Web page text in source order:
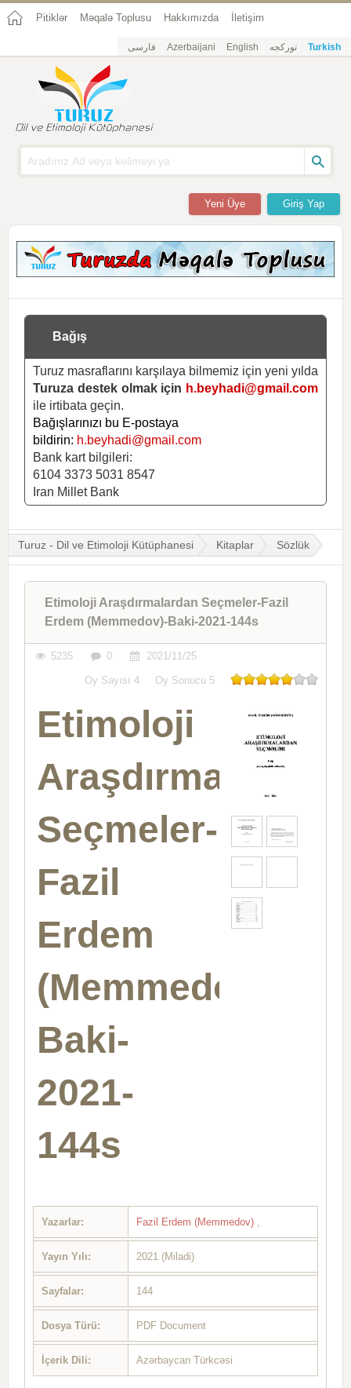
Pitiklər Məqalə Toplusu Hakkımızda İletişim
فارسی Azerbaijani English تورکجه Turkish
Giriş Yap
Yeni Üye
Bağış
Turuz masraflarını karşılaya bilmemiz için yeni yılda
Turuza destek olmak için h.beyhadi@gmail.com
ile irtibata geçin.
Bağışlarınızı bu E-postaya
bildirin: h.beyhadi@gmail.com
Bank kart bilgileri:
6104 3373 5031 8547
Iran Millet Bank
Turuz - Dil ve Etimoloji Kütüphanesi Kitaplar Sözlük
Etimoloji Araşdırmalardan Seçmeler-Fazil
Erdem (Memmedov)-Baki-2021-144s
5235 0 2021/11/25
Oy Sayısı 4 Oy Sonucu 5
Etimoloji
Araşdırmalardan
Seçmeler-
Fazil
Erdem
(Memmedov)-
Baki-
2021-
144s
Yazarlar: Fazil Erdem (Memmedov)
Yayın Yılı: 2021 (Miladi)
Sayfalar: 144
Dosya Türü: PDF Document
İçerik Dili: Azərbaycan Türkcəsi